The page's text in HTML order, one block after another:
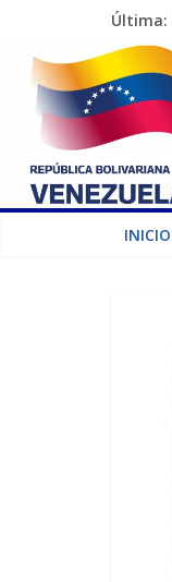
Última:
INICIO